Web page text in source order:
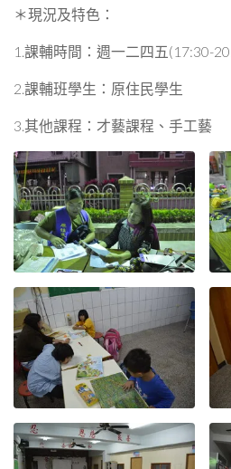
＊現況及特色：
1.課輔時間：週一二四五(17:30-
2.課輔班學生：原住民學生
3.其他課程：才藝課程、手工藝